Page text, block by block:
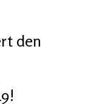
den